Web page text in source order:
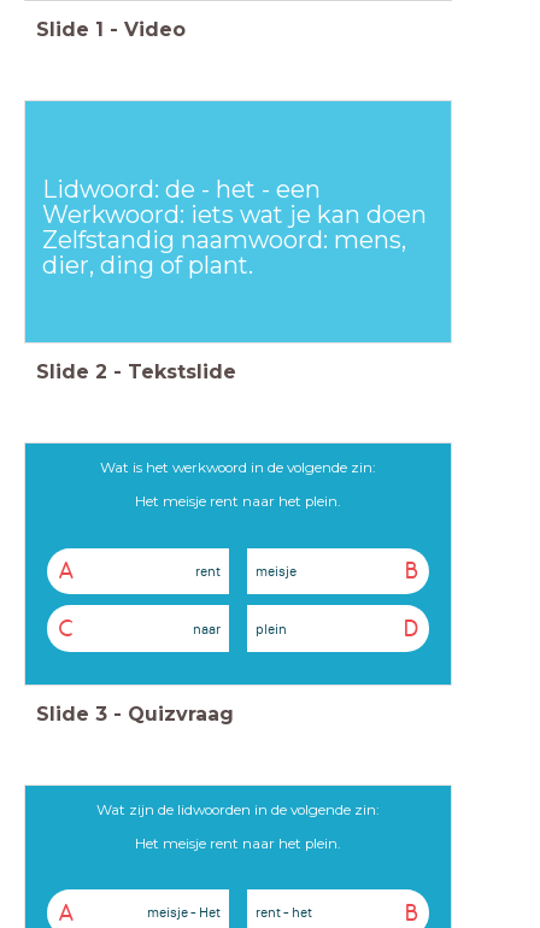
Slide 1 - Video
Lidwoord: de - het - een
Werkwoord: iets wat je kan doen
Zelfstandig naamwoord: mens,
dier, ding of plant.
Slide 2 - Tekstslide
Wat is het werkwoord in de volgende zin:
Het meisje rent naar het plein.
A rent B
meisje
C naar D
plein
Slide 3 - Quizvraag
Wat zijn de lidwoorden in de volgende zin:
Het meisje rent naar het plein.
A meisje - Het B
rent - het